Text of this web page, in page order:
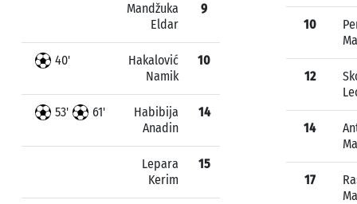
Mandžuka
Eldar
9
40'
Hakalović
Namik
10
53' 61'
Habibija
Anadin
14
Lepara
Kerim
15
10
12
14
17